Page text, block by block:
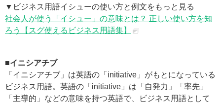
▼ビジネス用語イシューの使い方と例文をもっと見る
社会人が使う「イシュー」の意味とは？ 正しい使い方を知
ろう【スグ使えるビジネス用語集】
■イニシアチブ
「イニシアチブ」は英語の「initiative」がもとになっている
ビジネス用語。英語の「initiative」は「自発力」「率先」
「主導的」などの意味を持つ英語で、ビジネス用語として